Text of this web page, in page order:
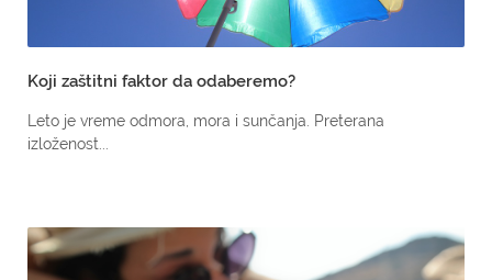
Koji zaštitni faktor da odaberemo?
Leto je vreme odmora, mora i sunčanja. Preterana
izloženost...